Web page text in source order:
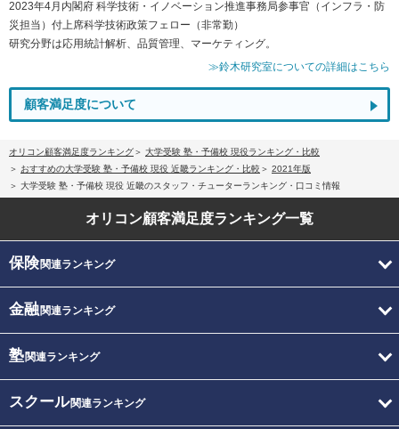
2023年4月内閣府 科学技術・イノベーション推進事務局参事官（インフラ・防
災担当）付上席科学技術政策フェロー（非常勤）
研究分野は応用統計解析、品質管理、マーケティング。
≫鈴木研究室についての詳細はこちら
顧客満足度について
オリコン顧客満足度ランキング
大学受験 塾・予備校 現役ランキング・比較
おすすめの大学受験 塾・予備校 現役 近畿ランキング・比較
2021年版
大学受験 塾・予備校 現役 近畿のスタッフ・チューターランキング・口コミ情報
オリコン顧客満足度ランキング一覧
保険関連ランキング
金融関連ランキング
塾関連ランキング
スクール関連ランキング